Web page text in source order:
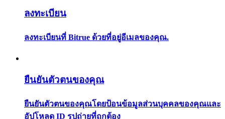
กลยุทธ์การซื้อขาย
ลงทะเบียน
ลงทะเบียนที่ Bitrue ด้วยที่อยู่อีเมลของคุณ.
ยืนยันตัวตนของคุณ
ยืนยันตัวตนของคุณโดยป้อนข้อมูลส่วนบุคคลของคุณและ
อัปโหลด ID รูปถ่ายที่ถูกต้อง